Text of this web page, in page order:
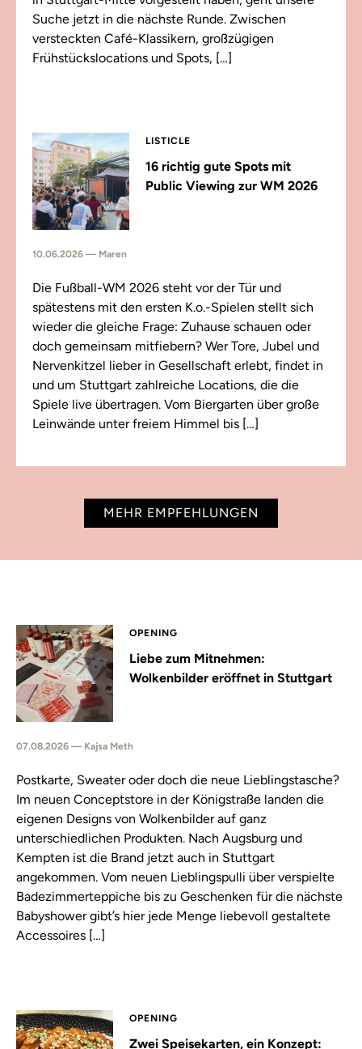
Suche jetzt in die nächste Runde. Zwischen
versteckten Café-Klassikern, großzügigen
Frühstückslocations und Spots, […]
LISTICLE
16 richtig gute Spots mit
Public Viewing zur WM 2026
10.06.2026 — Maren
Die Fußball-WM 2026 steht vor der Tür und
spätestens mit den ersten K.o.-Spielen stellt sich
wieder die gleiche Frage: Zuhause schauen oder
doch gemeinsam mitfiebern? Wer Tore, Jubel und
Nervenkitzel lieber in Gesellschaft erlebt, findet in
und um Stuttgart zahlreiche Locations, die die
Spiele live übertragen. Vom Biergarten über große
Leinwände unter freiem Himmel bis […]
MEHR EMPFEHLUNGEN
OPENING
Liebe zum Mitnehmen:
Wolkenbilder eröffnet in Stuttgart
07.08.2026 — Kajsa Meth
Postkarte, Sweater oder doch die neue Lieblingstasche?
Im neuen Conceptstore in der Königstraße landen die
eigenen Designs von Wolkenbilder auf ganz
unterschiedlichen Produkten. Nach Augsburg und
Kempten ist die Brand jetzt auch in Stuttgart
angekommen. Vom neuen Lieblingspulli über verspielte
Badezimmerteppiche bis zu Geschenken für die nächste
Babyshower gibt’s hier jede Menge liebevoll gestaltete
Accessoires […]
OPENING
Zwei Speisekarten, ein Konzept: